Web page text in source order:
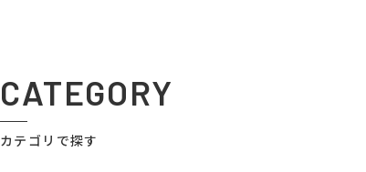
CATEGORY
カテゴリで探す